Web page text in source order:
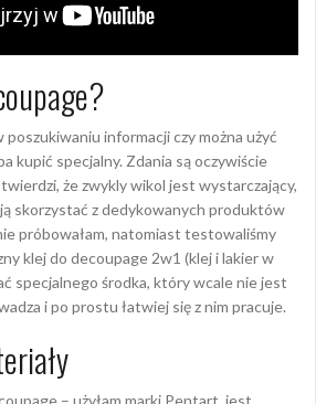
informacji czy można użyć
kupić specjalny. Zdania są oczywiście
że zwykly wikol jest wystarczający,
skorzystać z dedykowanych produktów
próbowałam, natomiast testowaliśmy
klej do decoupage 2w1 (klej i lakier w
specjalnego środka, który wcale nie jest
i po prostu łatwiej się z nim pracuje.